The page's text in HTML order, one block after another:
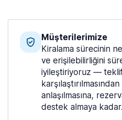
Müşterilerimize
Kiralama sürecinin
ve erişilebilirliğini
iyileştiriyoruz —
anlaşılmasına,
destek almaya kadar.